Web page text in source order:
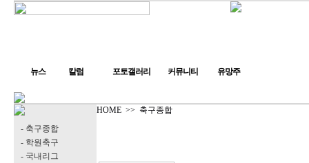
뉴스 칼럼 포토갤러리 커뮤니티 유망주
- 축구종합
- 학원축구
- 국내리그
HOME >> 축구종합